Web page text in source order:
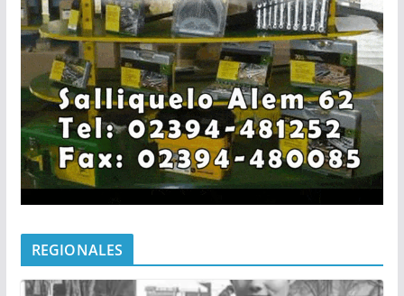
REGIONALES